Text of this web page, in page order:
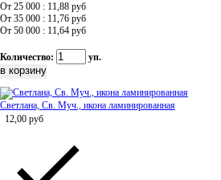
От 25 000 : 11,88 руб
От 35 000 : 11,76 руб
От 50 000 : 11,64 руб
Количество: уп.
Светлана, Св. Муч., икона ламинированная
12,00 руб